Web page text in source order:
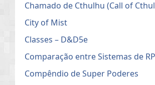
Chamado de Cthulhu (Call of
City of Mist
Classes – D&D5e
Comparação entre Sistemas de
Compêndio de Super Poderes